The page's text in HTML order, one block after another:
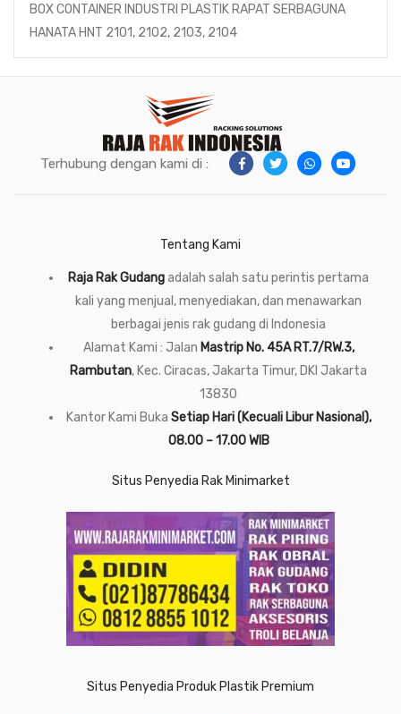
BOX CONTAINER INDUSTRI PLASTIK RAPAT SERBAGUNA
HANATA HNT 2101, 2102, 2103, 2104
Terhubung dengan kami di :
Tentang Kami
Raja Rak Gudangadalah salah satu perintis pertama
kali yang menjual, menyediakan, dan menawarkan
berbagai jenis rak gudang di Indonesia
Alamat Kami : Jalan Mastrip No. 45A RT.7/RW.3,
Rambutan, Kec. Ciracas, Jakarta Timur, DKI Jakarta
13830
Kantor Kami Buka Setiap Hari (Kecuali Libur Nasional),
08.00 – 17.00 WIB
Situs Penyedia Rak Minimarket
Situs Penyedia Produk Plastik Premium